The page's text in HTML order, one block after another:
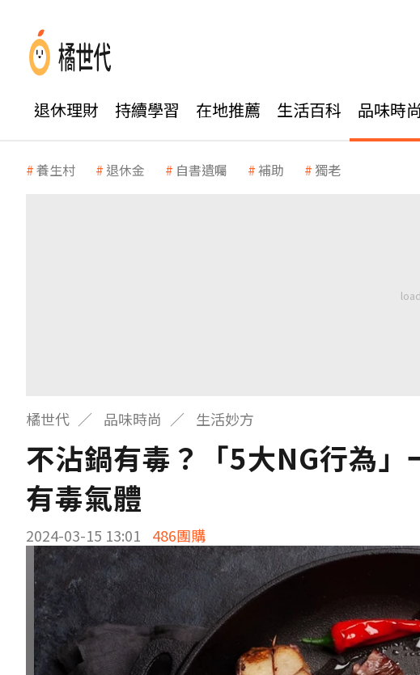
退休理財 持續學習 在地推薦 生活百科 品味時尚
養生村 退休金 自書遺囑 補助 獨老
橘世代 品味時尚 生活妙方
不沾鍋有毒？「5大NG行為
有毒氣體
2024-03-15 13:01 486團購